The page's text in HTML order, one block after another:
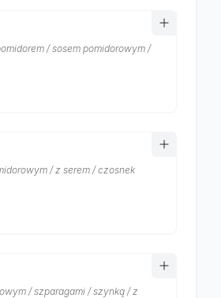
/ sosem pomidorowym /
/ z serem / czosnek
/ szparagami / szynką / z